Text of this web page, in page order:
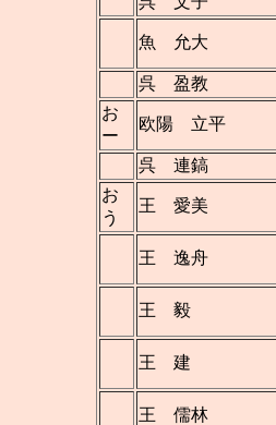
魚 允大
呉 盈教
お
ー
欧陽 立平
呉 連鎬
お
う
王 愛美
王 逸舟
王 毅
王 建
王 儒林